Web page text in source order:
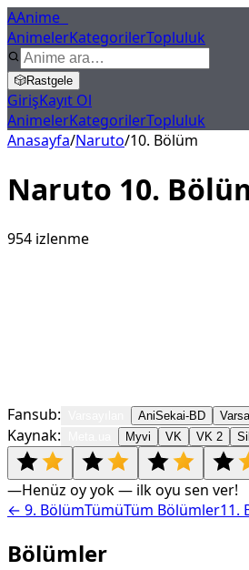
AAnime
AnimelerKategorilerTopluluk
🎲Rastgele
GirişKayıt Ol
AnimelerKategorilerTopluluk
Anasayfa/Naruto/10. Bölüm
Naruto 10.
954 izlenme
Fansub: AniSekai-BD
Kaynak: Myvi VK VK 2
—Henüz oy yok — ilk oyu sen ver!
← 9. BölümTümüTüm Bölümler11.
Bölümler